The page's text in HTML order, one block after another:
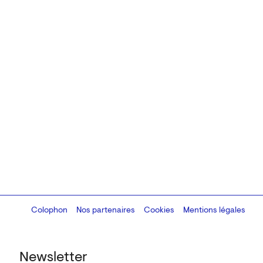
Newsletter
Colophon
Design:Marcel Kaczmarek, code:8080.studio
Nos partenaires Cookies Mentions légales